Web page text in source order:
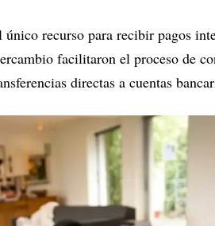
recurso para recibir pagos
facilitaron el proceso de
directas a cuentas